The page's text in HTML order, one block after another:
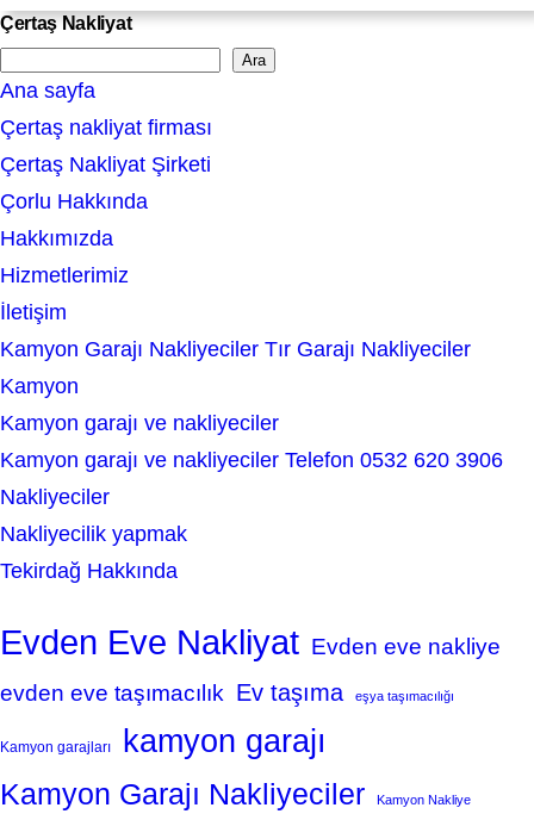
Çertaş Nakliyat
e
a
r
c
h
Ara
Ana sayfa
Çertaş nakliyat firması
Çertaş Nakliyat Şirketi
Çorlu Hakkında
Hakkımızda
Hizmetlerimiz
İletişim
Kamyon Garajı Nakliyeciler Tır Garajı Nakliyeciler
Kamyon
Kamyon garajı ve nakliyeciler
Kamyon garajı ve nakliyeciler Telefon 0532 620 3906
Nakliyeciler
Nakliyecilik yapmak
Tekirdağ Hakkında
Evden Eve Nakliyat Evden eve nakliye
evden eve taşımacılık Ev taşıma eşya taşımacılığı
Kamyon garajları kamyon garajı
Kamyon Garajı Nakliyeciler Kamyon Nakliye